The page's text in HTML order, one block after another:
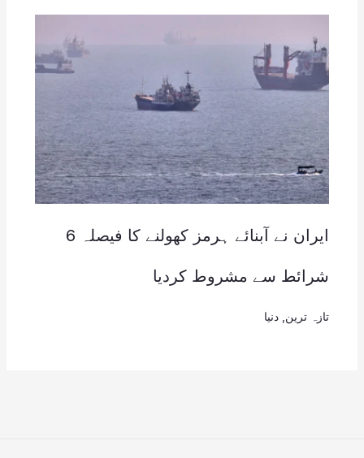
ایران نے آبنائے ہرمز کھولنے کا فیصلہ 6
شرائط سے مشروط کردیا
تازہ ترین دنیا